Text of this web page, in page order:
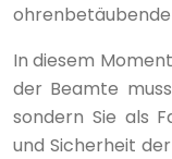
In diesem
der Beamte
sondern Sie als
und Sicherheit